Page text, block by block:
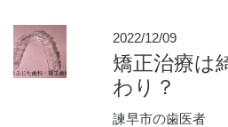
2022/12/09
矯正治療は
わり？
諫早市の歯医者